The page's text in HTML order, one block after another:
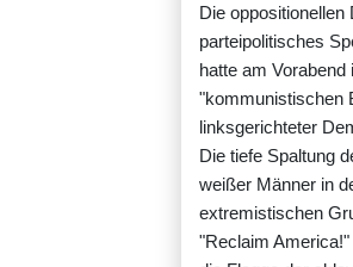
Die
parteipolitisches
hatte am
"kommunistischen
linksgerichteter
Die tiefe Spaltung
weißer Männer in
extremistischen
"Reclaim